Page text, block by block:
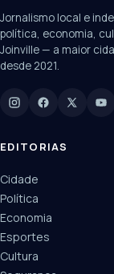
Câmara
UPA
Jornalismo local e
política, economia,
Joinville — a maior
desde 2021.
EDITORIAS
Cidade
Política
Economia
Esportes
Cultura